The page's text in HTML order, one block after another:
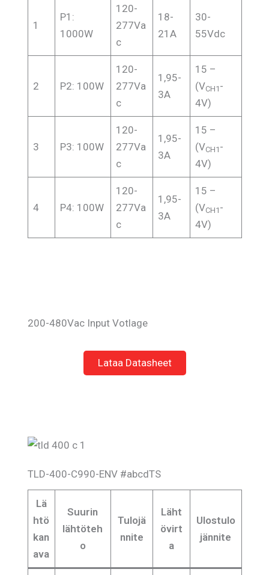
1
P1:
1000W
120-
277Va
c
18-
21A
30-
55Vdc
2 P2: 100W
120-
277Va
c
1,95-
3A
15 –
(VCH1 -
4V)
3 P3: 100W
120-
277Va
c
1,95-
3A
15 –
(VCH1 -
4V)
4 P4: 100W
120-
277Va
c
1,95-
3A
15 –
(VCH1 -
4V)
200-480Vac Input Votlage
Lataa Datasheet
TLD-400-C990-ENV #abcdTS
Lä
htö
kan
ava
Suurin
lähtöteh
o
Tulojä
nnite
Läht
övirt
a
Ulostulo
jännite